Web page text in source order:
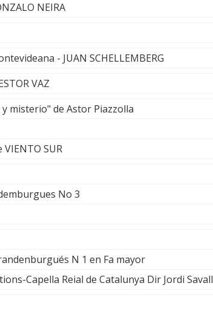
NEIRA
- JUAN SCHELLEMBERG
VAZ
misterio" de Astor Piazzolla
SUR
No 3
N 1 en Fa mayor
Capella Reial de Catalunya Dir Jordi Savall